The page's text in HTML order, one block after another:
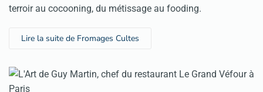
terroir au cocooning, du métissage au fooding.
Lire la suite de Fromages Cultes